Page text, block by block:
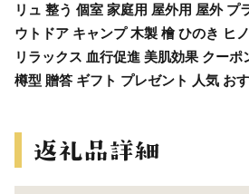
リュ 整う 個室 家庭用 屋外用 屋外 プ
ウトドア キャンプ 木製 檜 ひのき ヒ
リラックス 血行促進 美肌効果 クー
樽型 贈答 ギフト プレゼント 人気 お